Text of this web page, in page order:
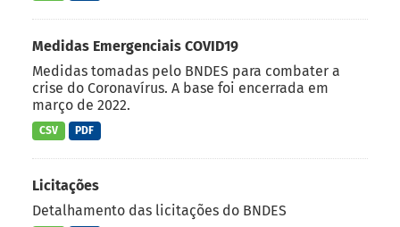
Medidas Emergenciais COVID19
Medidas tomadas pelo BNDES para combater a
crise do Coronavírus. A base foi encerrada em
março de 2022.
CSV PDF
Licitações
Detalhamento das licitações do BNDES